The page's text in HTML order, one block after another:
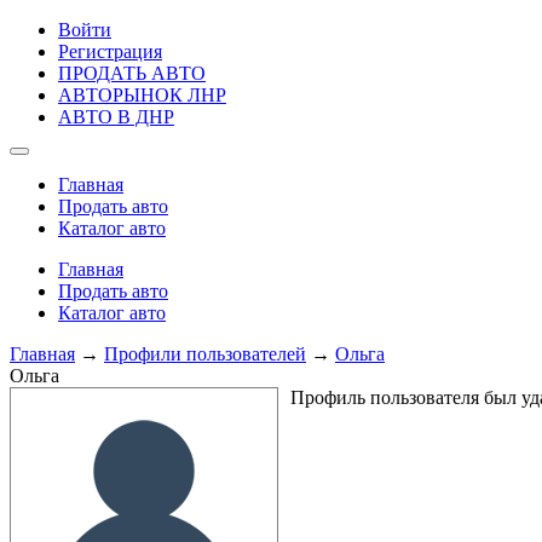
Войти
Регистрация
ПРОДАТЬ АВТО
АВТОРЫНОК ЛНР
АВТО В ДНР
Главная
Продать авто
Каталог авто
Главная
Продать авто
Каталог авто
Главная → Профили пользователей → Ольга
Ольга
Профиль пользователя был